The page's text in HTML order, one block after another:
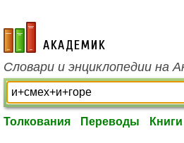
academic.ru
Словари и энциклопедии на
Толкования Переводы Книги